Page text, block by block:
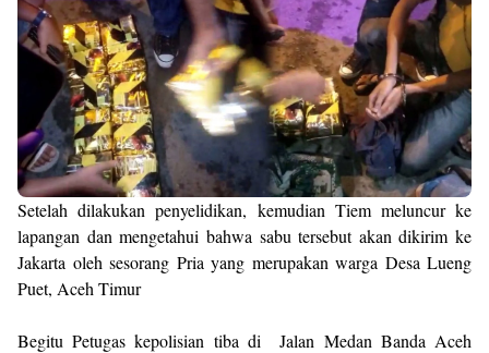
Setelah dilakukan penyelidikan, kemudian Tiem meluncur ke
lapangan dan mengetahui bahwa sabu tersebut akan dikirim ke
Jakarta oleh sesorang Pria yang merupakan warga Desa Lueng
Puet, Aceh Timur
Begitu Petugas kepolisian tiba di Jalan Medan Banda Aceh